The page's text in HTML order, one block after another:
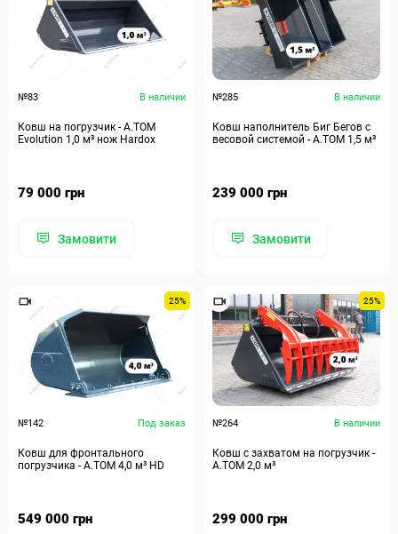
№83 В наличии
Ковш на погрузчик - A.TOM
Evolution 1,0 м³ нож Hardox
79 000 грн
Замовити
№285 В наличии
Ковш наполнитель Биг Бегов с
весовой системой - А.ТОМ 1,5 м³
239 000 грн
Замовити
25%
№142 Под заказ
Ковш для фронтального
погрузчика - А.ТОМ 4,0 м³ HD
549 000 грн
25%
№264 В наличии
Ковш с захватом на погрузчик -
А.ТОМ 2,0 м³
299 000 грн